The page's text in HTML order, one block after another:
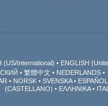
(US/International) ENGLISH
繁體中文
NEDERLANDS
NORSK SVENSKA
(CASTELLANO)
ΕΛΛΗΝΙΚA